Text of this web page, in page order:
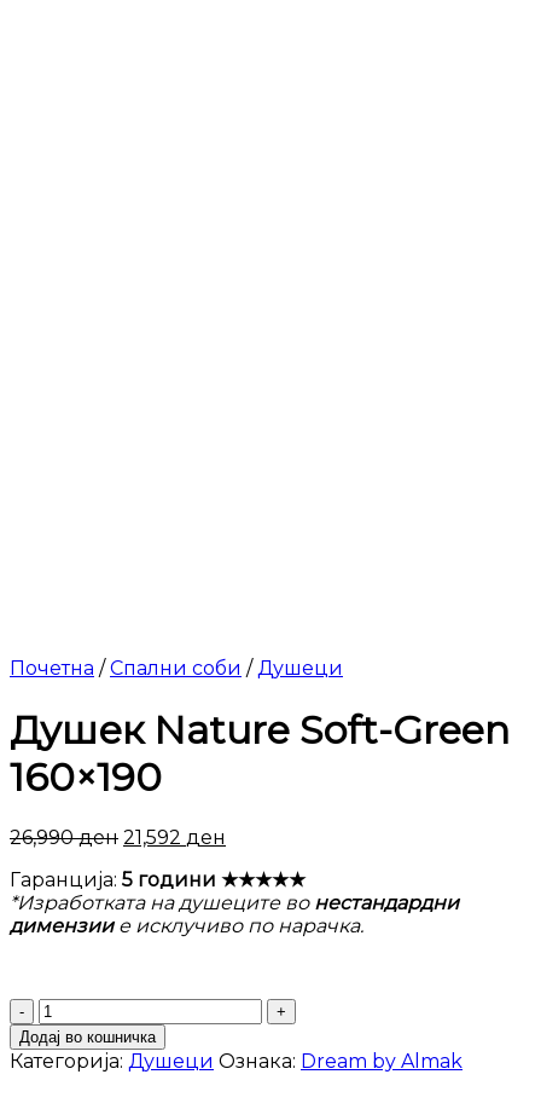
Почетна / Спални соби / Душеци
Душек Nature Soft-Green
160×190
26,990ден 21,592 ден
Гаранција: 5 години ★★★★★
*Изработката на душеците во нестандардни
димензиие исклучиво по нарачка.
Душек
Nature
Soft-
Green
Додај во кошничка
Категорија: Душеци Ознака: Dream by Almak